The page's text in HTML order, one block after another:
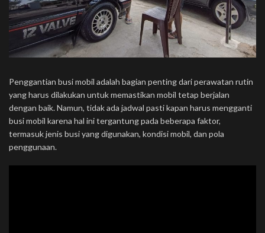
Penggantian busi mobil adalah bagian penting dari perawatan rutin
yang harus dilakukan untuk memastikan mobil tetap berjalan
dengan baik. Namun, tidak ada jadwal pasti kapan harus mengganti
busi mobil karena hal ini tergantung pada beberapa faktor,
termasuk jenis busi yang digunakan, kondisi mobil, dan pola
penggunaan.